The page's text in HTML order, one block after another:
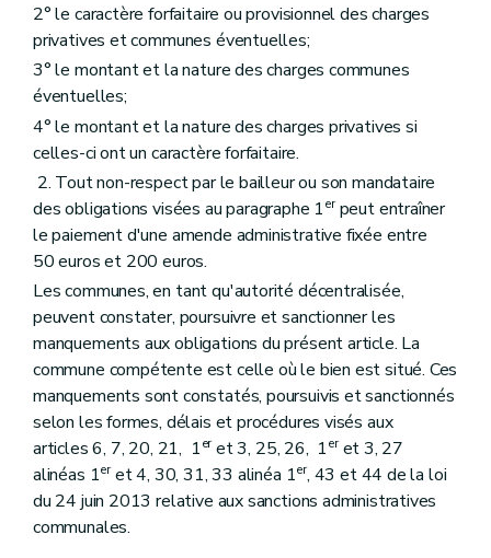
2° le caractère forfaitaire ou provisionnel des charges
privatives et communes éventuelles;
3° le montant et la nature des charges communes
éventuelles;
4° le montant et la nature des charges privatives si
celles-ci ont un caractère forfaitaire.
2. Tout non-respect par le bailleur ou son mandataire
des obligations visées au paragraphe 1erpeut entraîner
le paiement d'une amende administrative fixée entre
50 euros et 200 euros.
Les communes, en tant qu'autorité décentralisée,
peuvent constater, poursuivre et sanctionner les
manquements aux obligations du présent article. La
commune compétente est celle où le bien est situé. Ces
manquements sont constatés, poursuivis et sanctionnés
selon les formes, délais et procédures visés aux
articles 6, 7, 20, 21, 1eret 3, 25, 26, 1eret 3, 27
alinéas 1eret 4, 30, 31, 33 alinéa 1er, 43 et 44 de la loi
du 24 juin 2013 relative aux sanctions administratives
communales.